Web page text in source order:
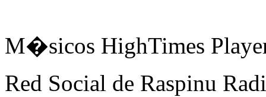
M�sicos HighTimes
Red Social de Raspinu